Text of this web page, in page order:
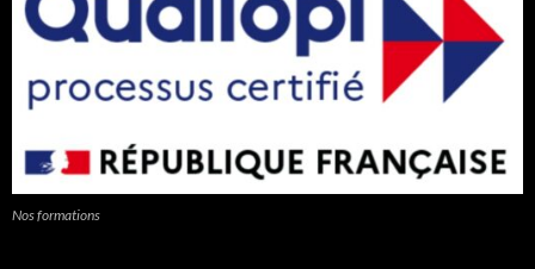
Nos formations